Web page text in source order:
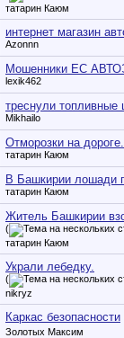
татарин Каюм
интернет магазин
Azonnn
Мошенники ЕС
lexik462
треснули топливные
Mikhailo
Отморозки на дороге.
татарин Каюм
В Башкирии лошади
татарин Каюм
Житель Башкирии
(
татарин Каюм
Украли лебедку.
(
nikryz
Каркас безопасности
Золотых Максим